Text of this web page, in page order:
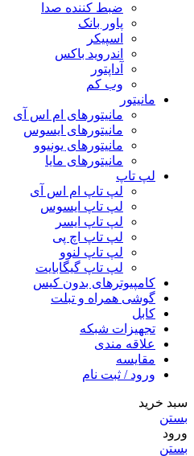
ضبط کننده صدا
پاور بانک
اسپیکر
اندروید باکس
آداپتور
وب کم
مانیتور
مانیتورهای ام اس آی
مانیتورهای ایسوس
مانیتورهای یونیوو
مانیتورهای مایا
لپ تاپ
لپ تاپ ام اس آی
لپ تاپ ایسوس
لپ تاپ ایسر
لپ تاپ اچ پی
لپ تاپ لنوو
لپ تاپ گیگابایت
کامپیوترهای بدون کیس
گوشی همراه و تبلت
کابل
تجهیزات شبکه
علاقه مندی
مقایسه
ورود / ثبت نام
سبد خرید
بستن
ورود
بستن